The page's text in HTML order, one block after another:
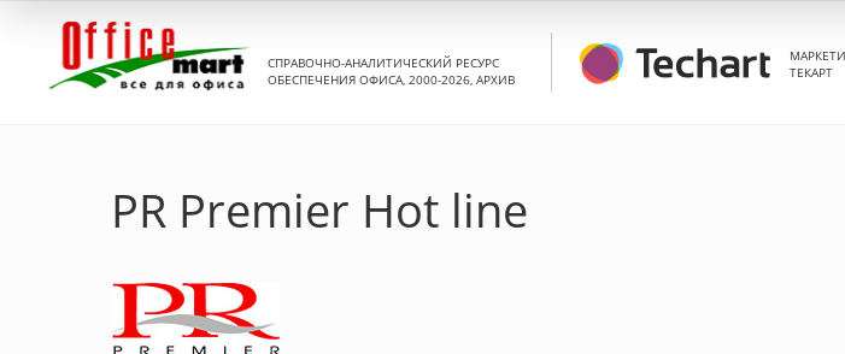
СПРАВОЧНО-АНАЛИТИЧЕСКИЙ РЕСУРС
ОБЕСПЕЧЕНИЯ ОФИСА, 2000-2026, АРХИВ
ТЕКАРТ
PR Premier Hot line